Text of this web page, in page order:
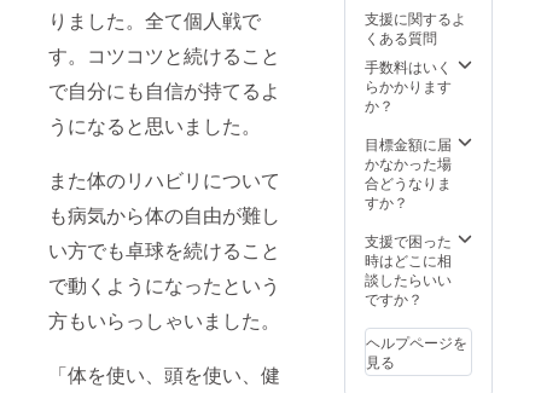
りました。全て個人戦で
す。コツコツと続けること
で自分にも自信が持てるよ
うになると思いました。
また体のリハビリについて
も病気から体の自由が難し
い方でも卓球を続けること
で動くようになったという
方もいらっしゃいました。
「体を使い、頭を使い、健
金名簿」に記入
させて頂きます
掲載期間 2023
年5月〜2024年5
月の1年間 掲載
方法 文字のみ
を基本としてい
ます。 「※支援
時、必ず備考欄
に掲載希望のお
名前をご記入お
願いいたしま
す」
支援に関するよ
くある質問
手数料はいく
らかかります
か？
目標金額に届
かなかった場
合どうなりま
すか？
支援で困った
時はどこに相
談したらいい
ですか？
ヘルプページを
見る